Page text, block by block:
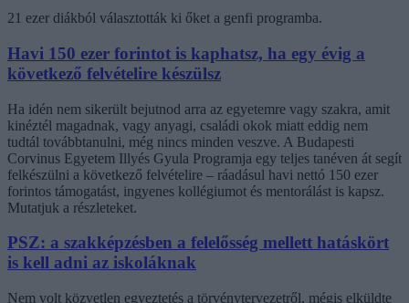
21 ezer diákból választották ki őket a genfi programba.
Havi 150 ezer forintot is kaphatsz, ha egy évig a
következő felvételire készülsz
Ha idén nem sikerült bejutnod arra az egyetemre vagy szakra, amit
kinéztél magadnak, vagy anyagi, családi okok miatt eddig nem
tudtál továbbtanulni, még nincs minden veszve. A Budapesti
Corvinus Egyetem Illyés Gyula Programja egy teljes tanéven át segít
felkészülni a következő felvételire – ráadásul havi nettó 150 ezer
forintos támogatást, ingyenes kollégiumot és mentorálást is kapsz.
Mutatjuk a részleteket.
PSZ: a szakképzésben a felelősség mellett hatáskört
is kell adni az iskoláknak
Nem volt közvetlen egyeztetés a törvénytervezetről, mégis elküldte